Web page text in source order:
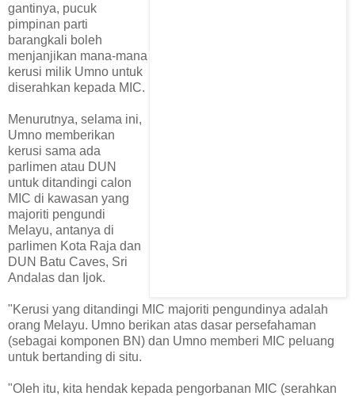
gantinya, pucuk
pimpinan parti
barangkali boleh
menjanjikan mana-mana
kerusi milik Umno untuk
diserahkan kepada MIC.
Menurutnya, selama ini,
Umno memberikan
kerusi sama ada
parlimen atau DUN
untuk ditandingi calon
MIC di kawasan yang
majoriti pengundi
Melayu, antanya di
parlimen Kota Raja dan
DUN Batu Caves, Sri
Andalas dan Ijok.
"Kerusi yang ditandingi MIC majoriti pengundinya adalah
orang Melayu. Umno berikan atas dasar persefahaman
(sebagai komponen BN) dan Umno memberi MIC peluang
untuk bertanding di situ.
"Oleh itu, kita hendak kepada pengorbanan MIC (serahkan